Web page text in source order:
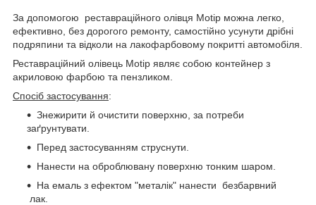
За допомогою реставраційного олівця Motip можна легко,
ефективно, без дорогого ремонту, самостійно усунути дрібні
подряпини та відколи на лакофарбовому покритті автомобіля.
Реставраційний олівець Motip являє собою контейнер з
акриловою фарбою та пензликом.
Спосіб застосування:
Знежирити й очистити поверхню, за потреби
заґрунтувати.
Перед застосуванням струснути.
Нанести на оброблювану поверхню тонким шаром.
На емаль з ефектом "металік" нанести безбарвний
лак.